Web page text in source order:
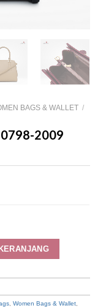
BAGS & WALLET /
0798-2009
,Women Bags & Wallet